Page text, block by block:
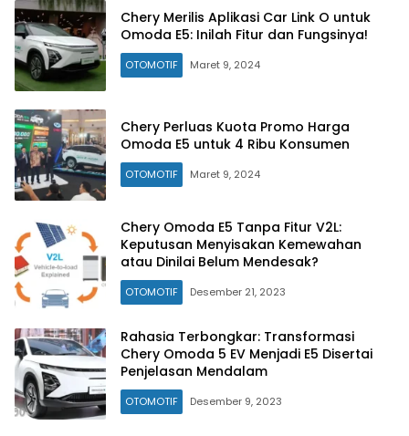
Chery Merilis Aplikasi Car Link O untuk
Omoda E5: Inilah Fitur dan Fungsinya!
OTOMOTIF Maret 9, 2024
Chery Perluas Kuota Promo Harga
Omoda E5 untuk 4 Ribu Konsumen
OTOMOTIF Maret 9, 2024
Chery Omoda E5 Tanpa Fitur V2L:
Keputusan Menyisakan Kemewahan
atau Dinilai Belum Mendesak?
OTOMOTIF Desember 21, 2023
Rahasia Terbongkar: Transformasi
Chery Omoda 5 EV Menjadi E5 Disertai
Penjelasan Mendalam
OTOMOTIF Desember 9, 2023